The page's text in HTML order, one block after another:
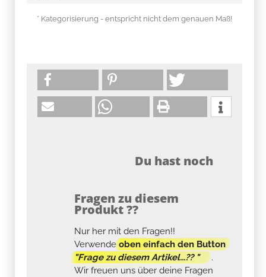
* Kategorisierung - entspricht nicht dem genauen Maß!
Du hast noch
Fragen zu diesem
Produkt ??
Nur her mit den Fragen!!
Verwendeoben einfach den Button
"Frage zu diesem Artikel...?? "
.
Wir freuen uns über deine Fragen